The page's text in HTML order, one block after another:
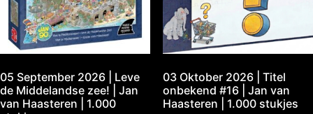
05 September 2026 | Leve
de Middelandse zee! | Jan
van Haasteren | 1.000
03 Oktober 2026 | Titel
onbekend #16 | Jan van
Haasteren | 1.000 stukjes